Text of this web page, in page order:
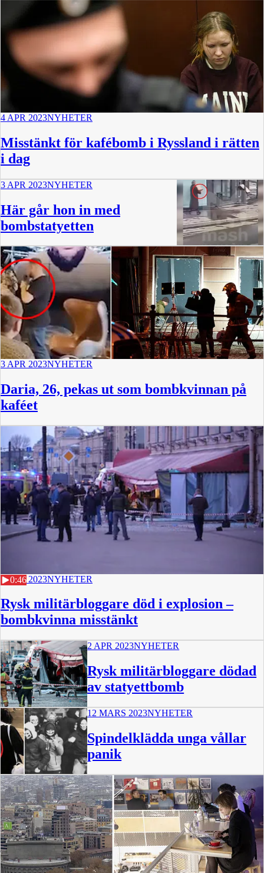
4 APR 2023NYHETER
Misstänkt för kafébomb i Ryssland i rätten
i dag
3 APR 2023NYHETER
Här går hon in med
bombstatyetten
1:14
3 APR 2023NYHETER
Daria, 26, pekas ut som bombkvinnan på
kaféet
0:46
2 APR 2023NYHETER
Rysk militärbloggare död i explosion –
bombkvinna misstänkt
2 APR 2023NYHETER
Rysk militärbloggare dödad
av statyettbomb
12 MARS 2023NYHETER
Spindelklädda unga vållar
panik